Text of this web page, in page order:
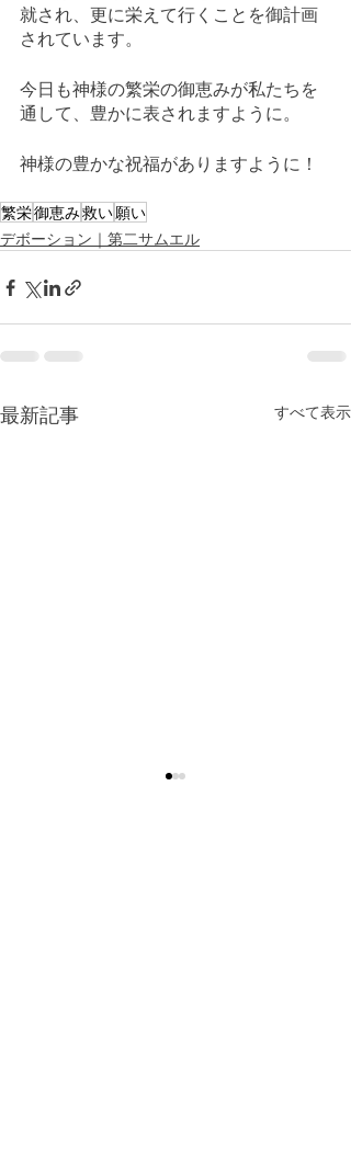
就され、更に栄えて行くことを御計画
されています。
今日も神様の繁栄の御恵みが私たちを
通して、豊かに表されますように。
神様の豊かな祝福がありますように！
繁栄御恵み救い願い
デボーション｜第二サムエル
最新記事 すべて表示